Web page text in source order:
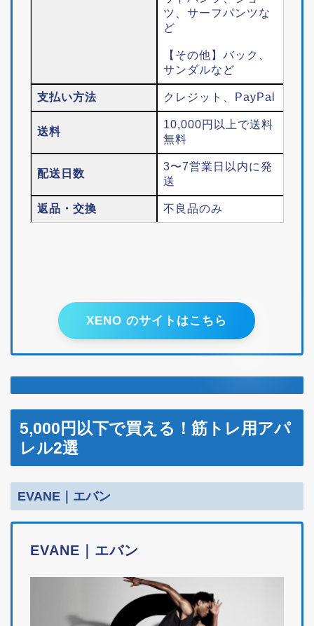
ツ、サーフパンツな
ど
【その他】バック、
サンダルなど
支払い方法 クレジット、PayPal
送料
10,000円以上で送料
無料
配送日数
3〜7営業日以内に発
送
返品・交換 不良品のみ
XENO のサイトはこちら
5,000円以下で買える！筋トレ用アパ
レル2選
EVANE｜エバン
EVANE｜エバン